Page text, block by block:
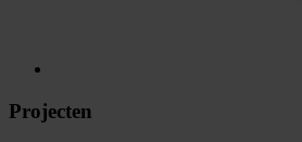
Projecten